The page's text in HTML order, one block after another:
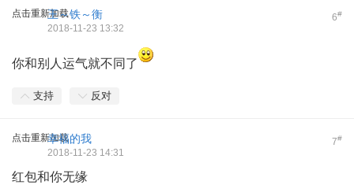
点击重新加载 6#
王～铁～衡
2018-11-23 13:32
你和别人运气就不同了
支持 反对
点击重新加载 7#
幸福的我
2018-11-23 14:31
红包和你无缘